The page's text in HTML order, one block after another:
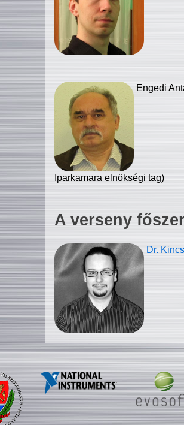
Engedi
Iparkamara elnökségi tag)
A verseny
Dr.